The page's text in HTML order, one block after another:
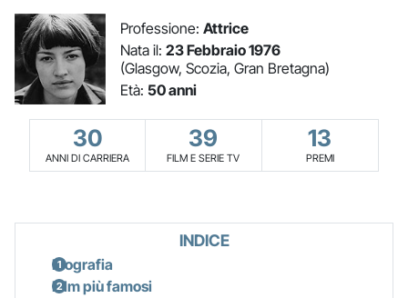
Professione: Attrice
Nata il: 23 Febbraio 1976
(Glasgow, Scozia, Gran Bretagna)
Età: 50 anni
30
ANNI DI CARRIERA
39
FILM E SERIE TV
13
PREMI
INDICE
Biografia
Film più famosi